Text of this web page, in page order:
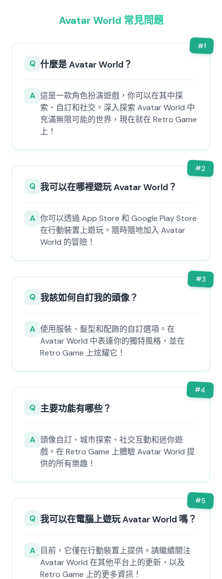
Avatar World 常見問題
#1
Q 什麼是 Avatar World？
A 這是一款角色扮演遊戲，你可以在其中探
索、自訂和社交。深入探索 Avatar World 中
充滿無限可能的世界，現在就在 Retro Game
上！
#2
Q 我可以在哪裡遊玩 Avatar World？
A 你可以透過 App Store 和 Google Play Store
在行動裝置上遊玩。隨時隨地加入 Avatar
World 的冒險！
#3
Q 我該如何自訂我的頭像？
A 使用服裝、髮型和配飾的自訂選項。在
Avatar World 中表達你的獨特風格，並在
Retro Game 上炫耀它！
#4
Q 主要功能有哪些？
A 頭像自訂、城市探索、社交互動和迷你遊
戲。在 Retro Game 上體驗 Avatar World 提
供的所有樂趣！
#5
Q 我可以在電腦上遊玩 Avatar World 嗎？
A
目前，它僅在行動裝置上提供。請繼續關注
Avatar World 在其他平台上的更新，以及
Retro Game 上的更多資訊！